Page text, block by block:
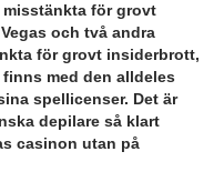
misstänkta för grovt
och två andra
för grovt insiderbrott,
med den alldeles
spellicenser. Det är
depilare så klart
casinon utan på